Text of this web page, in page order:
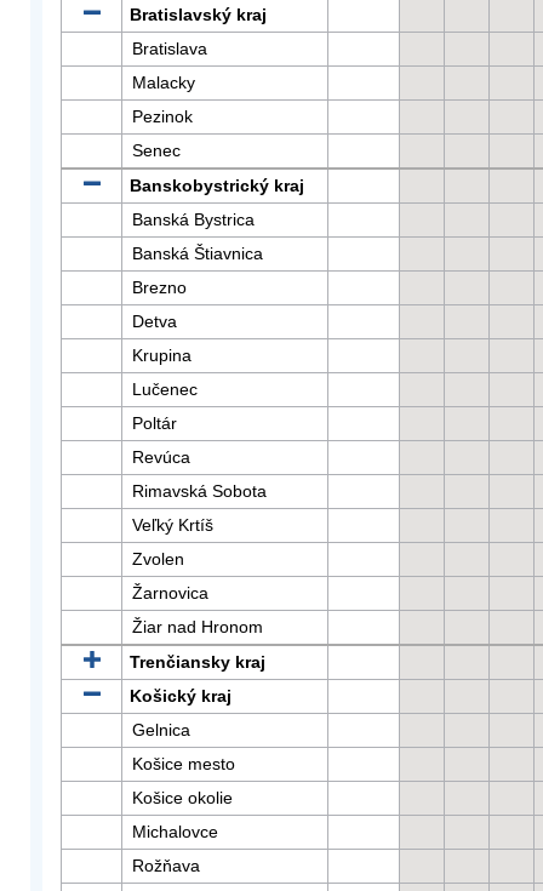
Bratislavský kraj
Bratislava
Malacky
Pezinok
Senec
Banskobystrický kraj
Banská Bystrica
Banská Štiavnica
Brezno
Detva
Krupina
Lučenec
Poltár
Revúca
Rimavská Sobota
Veľký Krtíš
Zvolen
Žarnovica
Žiar nad Hronom
Trenčiansky kraj
Košický kraj
Gelnica
Košice mesto
Košice okolie
Michalovce
Rožňava